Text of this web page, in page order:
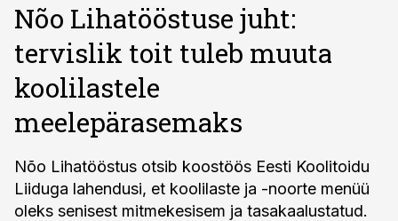
Nõo Lihatööstuse juht:
tervislik toit tuleb muuta
koolilastele
meelepärasemaks
Nõo Lihatööstus otsib koostöös Eesti Koolitoidu
Liiduga lahendusi, et koolilaste ja -noorte menüü
oleks senisest mitmekesisem ja tasakaalustatud.